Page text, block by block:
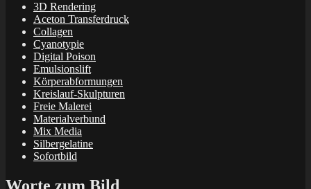
3D Rendering
Aceton Transferdruck
Collagen
Cyanotypie
Digital Poison
Emulsionslift
Körperabformungen
Kreislauf-Skulpturen
Freie Malerei
Materialverbund
Mix Media
Silbergelatine
Sofortbild